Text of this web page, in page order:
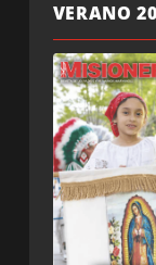
VERANO